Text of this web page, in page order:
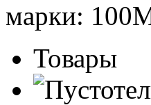
марки:
Товары